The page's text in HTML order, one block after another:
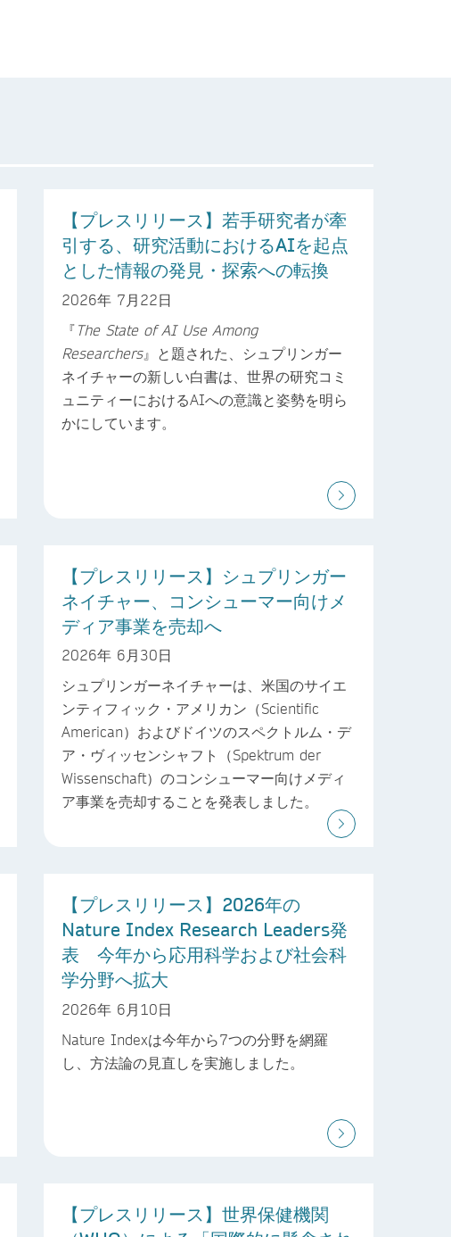
【プレスリリース】若手研究者が牽
引する、研究活動におけるAIを起点
とした情報の発見・探索への転換
2026年 7月22日
『The State of AI Use Among
Researchers』と題された、シュプリンガー
ネイチャーの新しい白書は、世界の研究コミ
ュニティーにおけるAIへの意識と姿勢を明ら
かにしています。
【プレスリリース】シュプリンガー
ネイチャー、コンシューマー向けメ
ディア事業を売却へ
2026年 6月30日
シュプリンガーネイチャーは、米国のサイエ
ンティフィック・アメリカン（Scientific
American）およびドイツのスペクトルム・デ
ア・ヴィッセンシャフト（Spektrum der
Wissenschaft）のコンシューマー向けメディ
ア事業を売却することを発表しました。
【プレスリリース】2026年の
Nature Index Research Leaders発
表 今年から応用科学および社会科
学分野へ拡大
2026年 6月10日
Nature Indexは今年から7つの分野を網羅
し、方法論の見直しを実施しました。
【プレスリリース】世界保健機関